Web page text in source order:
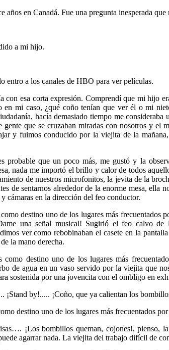
en Canadá. Fue una pregunta inesperada
a mi hijo.
entro a los canales de HBO para ver películas.
con esa corta expresión. Comprendí que mi hijo
en mi caso, ¿qué coño tenían que ver él o mi
hacía demasiado tiempo me
que se cruzaban miradas con nosotros y el
y fuimos conducido por la viejita de la
probable que un poco más, me gustó y la
nada me importó el brillo y calor de todos
de nuestros microfonitos, la jevita de la
de sentarnos alrededor de la enorme mesa, ella
cámaras en la dirección del feo conductor.
destino uno de los lugares más frecuentados
una señal musical! Sugirió el feo calvo
ver como rebobinaban el casete en la
la mano derecha.
como destino uno de los lugares más
de agua en un vaso servido por la viejita que
sostenida por una jovencita con el ombligo en
by!..... ¡Coño, que ya calientan los
destino uno de los lugares más frecuentados
¡Los bombillos queman, cojones!, pienso,
agarrar nada. La viejita del trabajo difícil de